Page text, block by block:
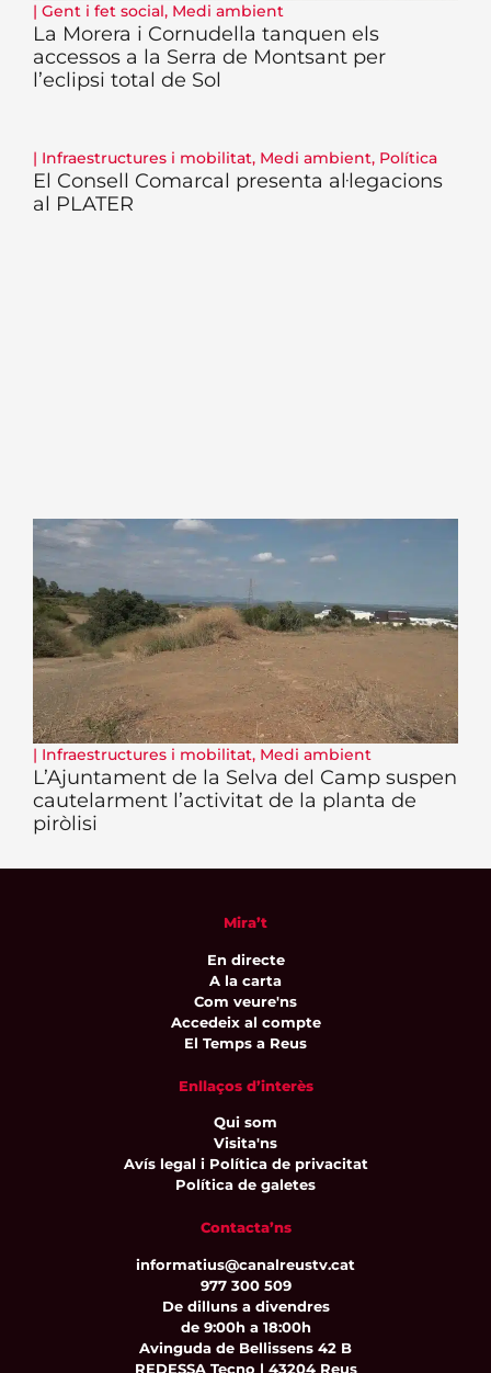
| Gent i fet social, Medi ambient
La Morera i Cornudella tanquen els
accessos a la Serra de Montsant per
l’eclipsi total de Sol
| Infraestructures i mobilitat, Medi ambient, Política
El Consell Comarcal presenta al·legacions
al PLATER
| Infraestructures i mobilitat, Medi ambient
L’Ajuntament de la Selva del Camp suspen
cautelarment l’activitat de la planta de
piròlisi
Mira’t
En directe
A la carta
Com veure'ns
Accedeix al compte
El Temps a Reus
Enllaços d’interès
Qui som
Visita'ns
Avís legal i Política de privacitat
Política de galetes
Contacta’ns
informatius@canalreustv.cat
977 300 509
De dilluns a divendres
de 9:00h a 18:00h
Avinguda de Bellissens 42 B
REDESSA Tecno | 43204 Reus